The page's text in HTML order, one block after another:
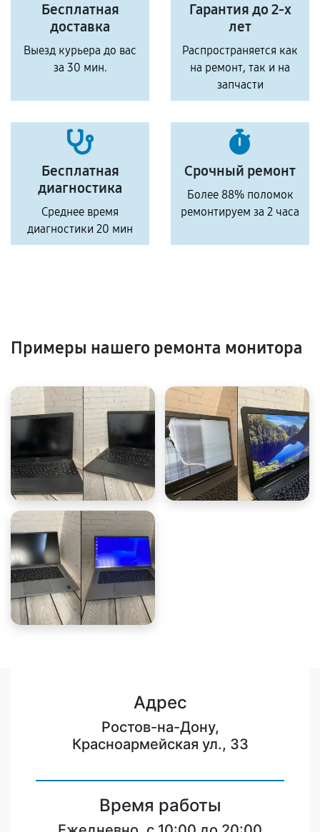
Бесплатная
доставка
Выезд курьера до вас
за 30 мин.
Гарантия до 2-х
лет
Распространяется как
на ремонт, так и на
запчасти
Бесплатная
диагностика
Среднее время
диагностики 20 мин
Срочный ремонт
Более 88% поломок
ремонтируем за 2 часа
Примеры нашего ремонта монитора
Адрес
Ростов-на-Дону,
Красноармейская ул., 33
Время работы